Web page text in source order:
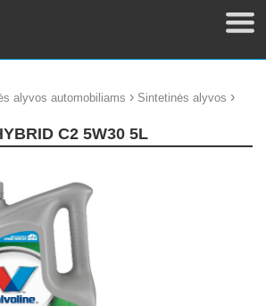
alyvos automobiliams › Sintetinės alyvos ›
C2 5W30 5L